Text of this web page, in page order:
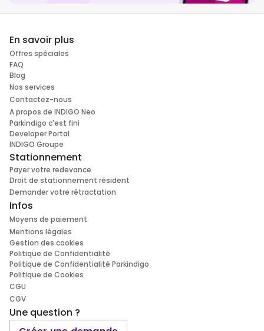
En savoir plus
Offres spéciales
FAQ
Blog
Nos services
Contactez-nous
A propos de INDIGO Neo
Parkindigo c'est fini
Developer Portal
INDIGO Groupe
Stationnement
Payer votre redevance
Droit de stationnement résident
Demander votre rétractation
Infos
Moyens de paiement
Mentions légales
Gestion des cookies
Politique de Confidentialité
Politique de Confidentialité Parkindigo
Politique de Cookies
CGU
CGV
Une question ?